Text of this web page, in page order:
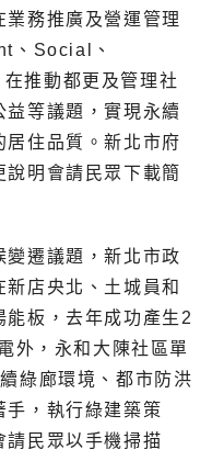
務推廣及營運管理
、Social、
推動都更及管理社
等議題，實現永續
住品質。新北市府
說明會請民眾下載簡
變遷議題，新北市政
店央北、土城員和
能板，去年成功產生2
外，永和大陳社區單
綠廊環境、都市防洪
手，執行綠建築策
請民眾以手機掃描